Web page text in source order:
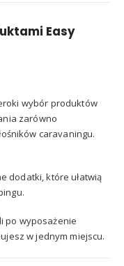
Easy
wybór produktów
zarówno
caravaningu.
dodatki, które ułatwią
po wyposażenie
w jednym miejscu.